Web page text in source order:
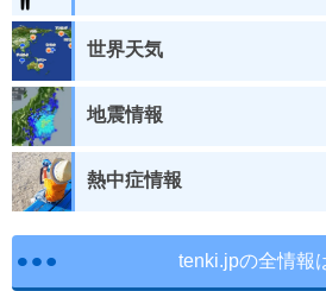
世界天気
地震情報
熱中症情報
tenki.jpの全情報